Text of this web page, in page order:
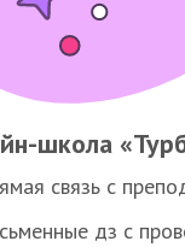
школа
связь с
дз с